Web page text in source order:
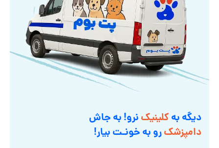
دیگه بهکلینیکنرو! به جاش
دامپزشکرو به خونـت بیار!